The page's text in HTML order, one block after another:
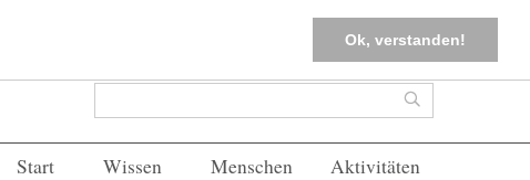
Ok, verstanden!
FAQs Einloggen
Suchformular Suche
Start Wissen Menschen Aktivitäten